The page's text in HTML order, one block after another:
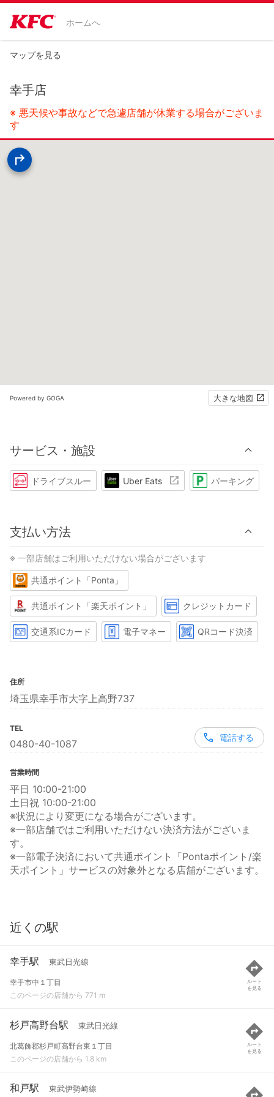
ホームへ
マップを見る
幸手店
※ 悪天候や事故などで急遽店舗が休業する場合がございま
す
Powered by GOGA 大きな地図
サービス・施設
ドライブスルー Uber Eats パーキング
支払い方法
※ 一部店舗はご利用いただけない場合がございます
共通ポイント「Ponta」
共通ポイント「楽天ポイント」 クレジットカード
交通系ICカード 電子マネー QRコード決済
住所
埼玉県幸手市大字上高野737
TEL
0480-40-1087
電話する
営業時間
平日 10:00-21:00
土日祝 10:00-21:00
※状況により変更になる場合がございます。
※一部店舗ではご利用いただけない決済方法がございま
す。
※一部電子決済において共通ポイント「Pontaポイント/楽
天ポイント」サービスの対象外となる店舗がございます。
近くの駅
幸手駅 東武日光線
幸手市中１丁目
このページの店舗から 771 m
ルート
を見る
杉戸高野台駅 東武日光線
北葛飾郡杉戸町高野台東１丁目
このページの店舗から 1.8 km
ルート
を見る
和戸駅 東武伊勢崎線